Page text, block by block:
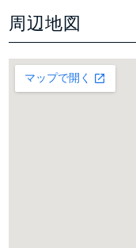
周辺地図